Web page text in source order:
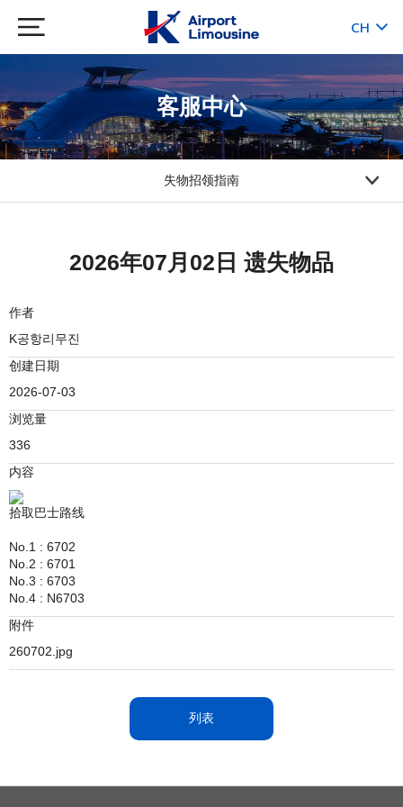
CH
KR
JP
EN
客服中心
失物招领指南
2026年07月02日 遗失物品
作者
K공항리무진
创建日期
2026-07-03
浏览量
336
内容
拾取巴士路线
No.1 : 6702
No.2 : 6701
No.3 : 6703
No.4 : N6703
附件
260702.jpg
列表